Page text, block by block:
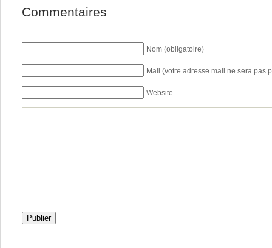
Commentaires
Nom (obligatoire)
Mail (votre adresse mail ne sera pas
Website